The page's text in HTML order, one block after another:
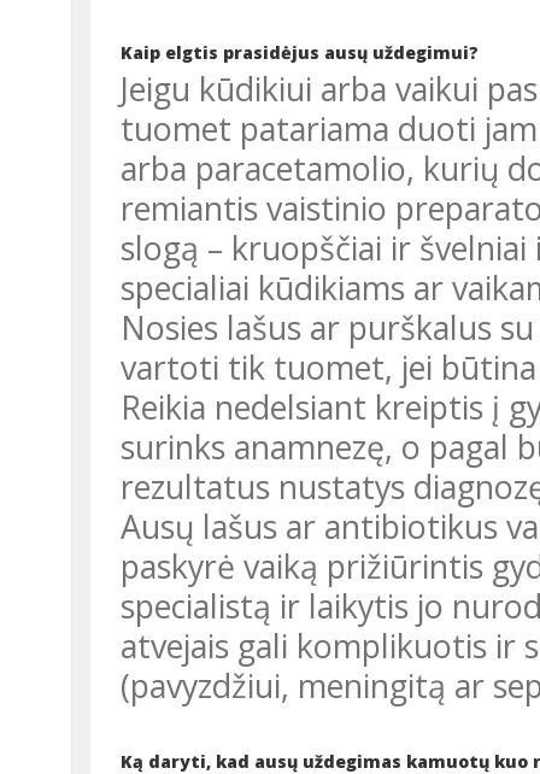
Kaip elgtis prasidėjus ausų uždegimui?
Jeigu kūdikiui arba vaikui pasireiškia staigus ir stiprus skausmas,
tuomet patariama duoti
arba paracetamolio, kurių
remiantis vaistinio
slogą – kruopščiai ir
specialiai kūdikiams ar
Nosies lašus ar purškalus
vartoti tik tuomet, jei
Reikia nedelsiant kreiptis į gydytoją, kuris apžiūrės vaiko ausį ir
surinks anamnezę, o pagal
rezultatus nustatys
Ausų lašus ar antibiotikus
paskyrė vaiką prižiūrintis
specialistą ir laikytis jo
atvejais gali komplikuotis ir
(pavyzdžiui, meningitą ar
Ką daryti, kad ausų uždegimas kamuotų kuo